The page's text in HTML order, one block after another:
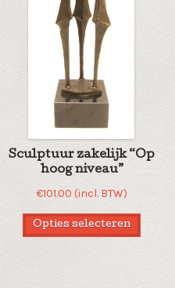
Sculptuur zakelijk “Op
hoog niveau”
€101.00 (incl. BTW)
Opties selecteren